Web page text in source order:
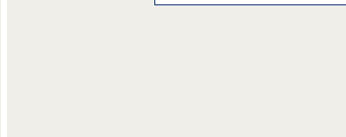
Kartoteka Znaków, Stempli i Punc